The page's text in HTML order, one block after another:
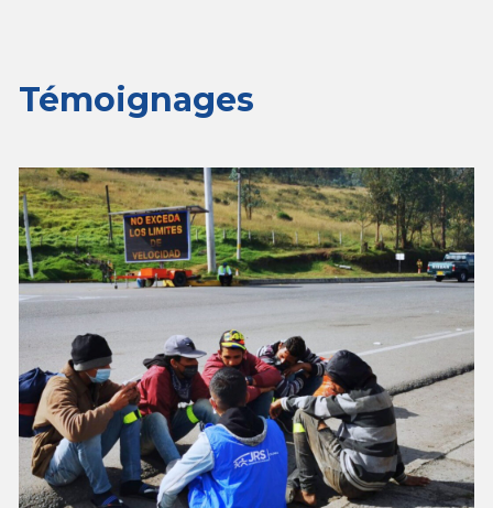
Témoignages